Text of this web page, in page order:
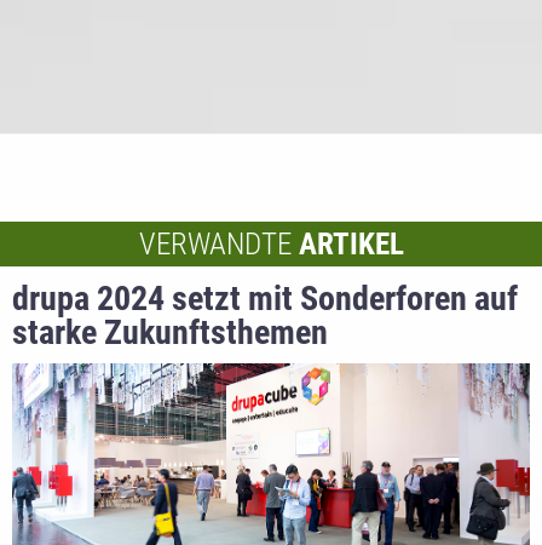
VERWANDTE ARTIKEL
drupa 2024 setzt mit Sonderforen auf
starke Zukunftsthemen